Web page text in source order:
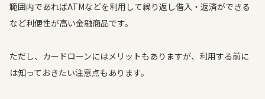
範囲内であればATMなどを利用して繰り返し借入・返済ができる
など利便性が高い金融商品です。
ただし、カードローンにはメリットもありますが、利用する前に
は知っておきたい注意点もあります。